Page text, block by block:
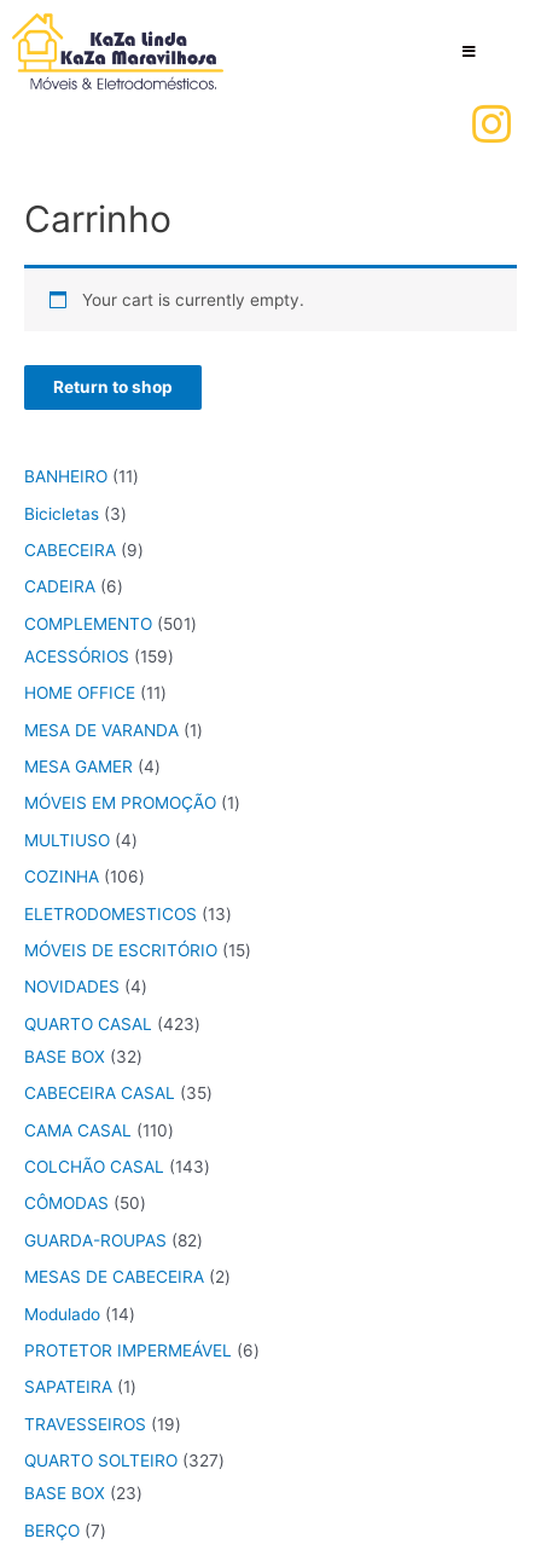
Carrinho
Your cart is currently empty.
Return to shop
BANHEIRO 11
Bicicletas
3
CABECEIRA
9
CADEIRA
6
COMPLEMENTO
501
ACESSÓRIOS
159
HOME OFFICE 11
MESA DE VARANDA 1
MESA GAMER
4
MÓVEIS EM PROMOÇÃO 1
MULTIUSO 4
COZINHA 106
ELETRODOMESTICOS
13
MÓVEIS DE ESCRITÓRIO 15
NOVIDADES
4
QUARTO CASAL
423
BASE BOX
32
CABECEIRA CASAL
35
CAMA CASAL
110
COLCHÃO CASAL
143
CÔMODAS
50
GUARDA-ROUPAS
82
MESAS DE CABECEIRA
2
Modulado 14
PROTETOR IMPERMEÁVEL
6
SAPATEIRA 1
TRAVESSEIROS
19
QUARTO SOLTEIRO
327
BASE BOX
23
BERÇO 7